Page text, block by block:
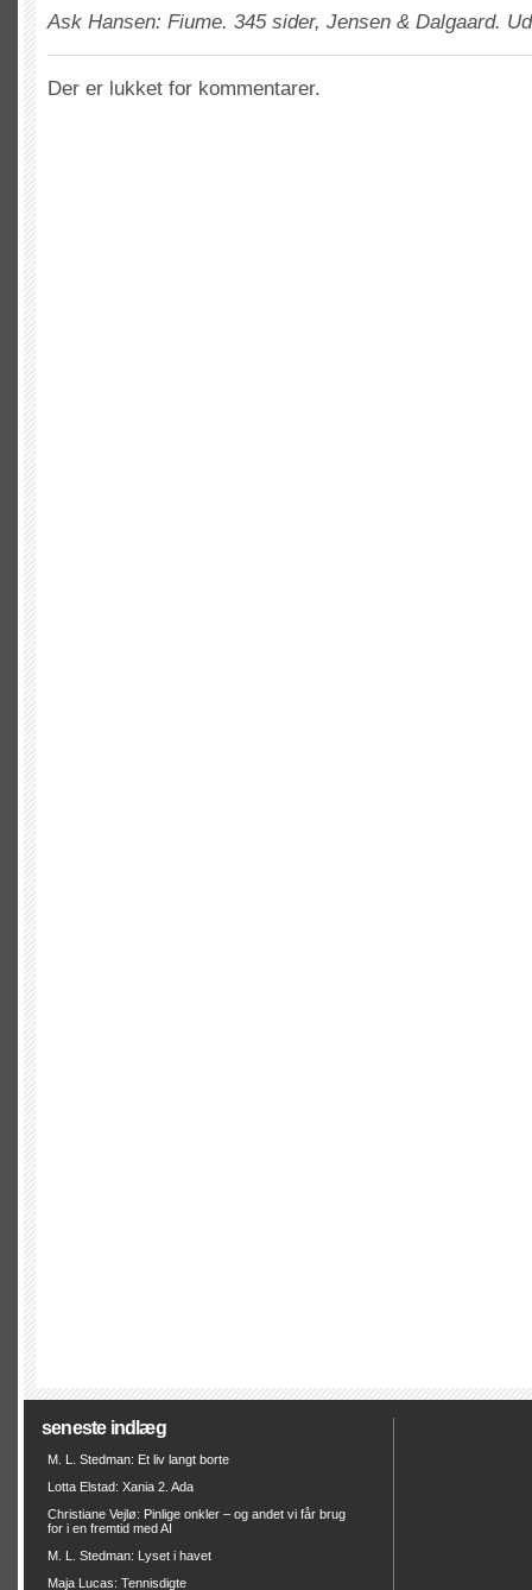
Ask Hansen: Fiume. 345 sider, Jensen & Dalgaard.
Der er lukket for kommentarer.
seneste indlæg
M. L. Stedman: Et liv langt borte
Lotta Elstad: Xania 2. Ada
Christiane Vejlø: Pinlige onkler – og andet vi får brug
for i en fremtid med AI
M. L. Stedman: Lyset i havet
Maja Lucas: Tennisdigte